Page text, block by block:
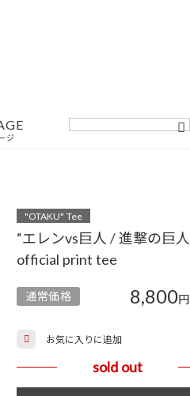
ジ
"OTAKU" Tee
“エレンvs巨人 / 進撃の巨
official print tee
通常価格 8,800円
お気に入りに追加
sold out